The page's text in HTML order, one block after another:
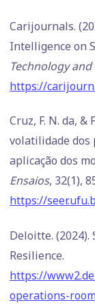
Carijournals.
Intelligence on
Technology
https://
Cruz, F. N. da, &
volatilidade dos
aplicação dos
Ensaios, 32(1),
https://
Deloitte.
Resilience.
https://
operations-